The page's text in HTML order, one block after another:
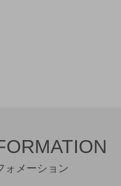
ォメーション